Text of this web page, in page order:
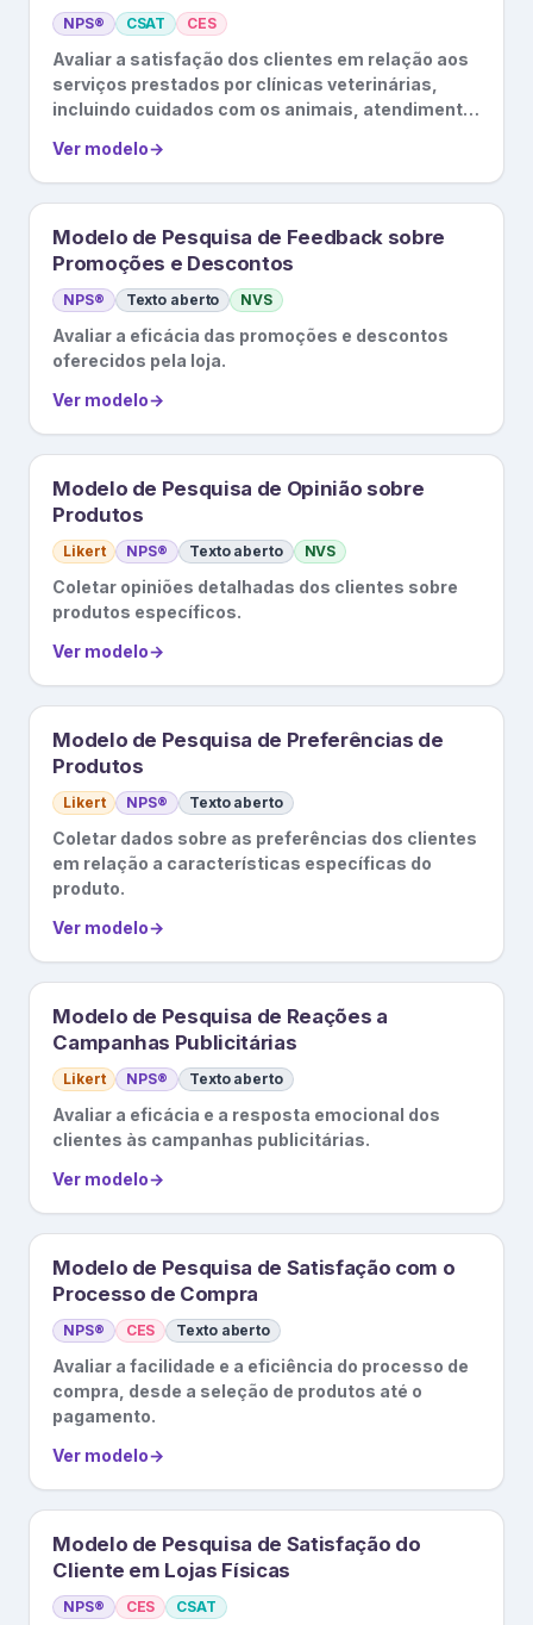
NPS® CSAT CES
Avaliar a satisfação dos clientes em relação aos
serviços prestados por clínicas veterinárias,
incluindo cuidados com os animais, atendimento
Ver modelo→
Modelo de Pesquisa de Feedback sobre
Promoções e Descontos
NPS® Texto aberto NVS
Avaliar a eficácia das promoções e descontos
oferecidos pela loja.
Ver modelo→
Modelo de Pesquisa de Opinião sobre
Produtos
Likert NPS® Texto aberto NVS
Coletar opiniões detalhadas dos clientes sobre
produtos específicos.
Ver modelo→
Modelo de Pesquisa de Preferências de
Produtos
Likert NPS® Texto aberto
Coletar dados sobre as preferências dos clientes
em relação a características específicas do
produto.
Ver modelo→
Modelo de Pesquisa de Reações a
Campanhas Publicitárias
Likert NPS® Texto aberto
Avaliar a eficácia e a resposta emocional dos
clientes às campanhas publicitárias.
Ver modelo→
Modelo de Pesquisa de Satisfação com o
Processo de Compra
NPS® CES Texto aberto
Avaliar a facilidade e a eficiência do processo de
compra, desde a seleção de produtos até o
pagamento.
Ver modelo→
Modelo de Pesquisa de Satisfação do
Cliente em Lojas Físicas
NPS® CES CSAT